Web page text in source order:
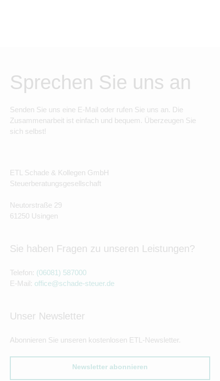
Sprechen Sie uns an
Senden Sie uns eine E-Mail oder rufen Sie uns an. Die
Zusammenarbeit ist einfach und bequem. Überzeugen Sie
sich selbst!
ETL Schade & Kollegen GmbH
Steuerberatungsgesellschaft
Neutorstraße 29
61250 Usingen
Sie haben Fragen zu unseren Leistungen?
Telefon: (06081) 587000
E-Mail: office@schade-steuer.de
Unser Newsletter
Abonnieren Sie unseren kostenlosen ETL-Newsletter.
Newsletter abonnieren